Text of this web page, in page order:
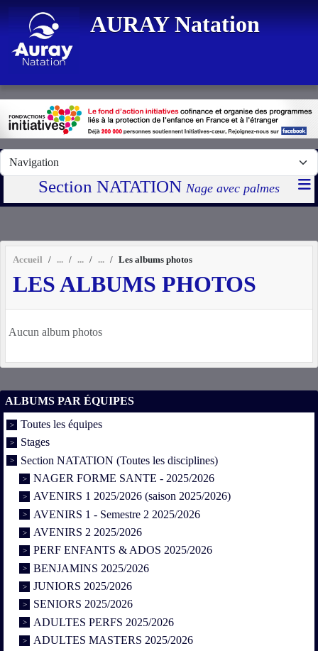
AURAY Natation
Section NATATION Nage avec palmes
Accueil Les albums photos
LES ALBUMS PHOTOS
Aucun album photos
ALBUMS PAR ÉQUIPES
Toutes les équipes
Stages
Section NATATION (Toutes les disciplines)
NAGER FORME SANTE - 2025/2026
AVENIRS 1 2025/2026 (saison 2025/2026)
AVENIRS 1 - Semestre 2 2025/2026
AVENIRS 2 2025/2026
PERF ENFANTS & ADOS 2025/2026
BENJAMINS 2025/2026
JUNIORS 2025/2026
SENIORS 2025/2026
ADULTES PERFS 2025/2026
ADULTES MASTERS 2025/2026
Panneau de gestion des cookies